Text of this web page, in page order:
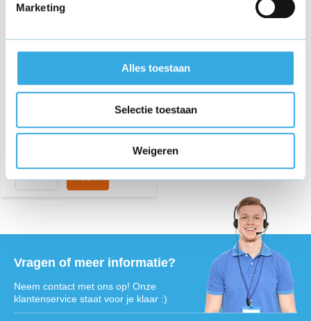
Marketing
Alles toestaan
Selectie toestaan
Weigeren
30 pins naar USB kabel
Vragen of meer informatie?
Neem contact met ons op! Onze
klantenservice staat voor je klaar :)